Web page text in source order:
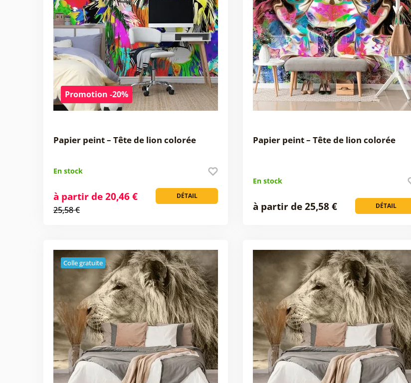
Promotion -20%
Papier peint – Tête de lion colorée
En stock
DÉTAIL
à partir de 20,46 €
25,58 €
Papier peint – Tête de lion colorée
En stock
DÉTAIL
à partir de 25,58 €
Colle gratuite